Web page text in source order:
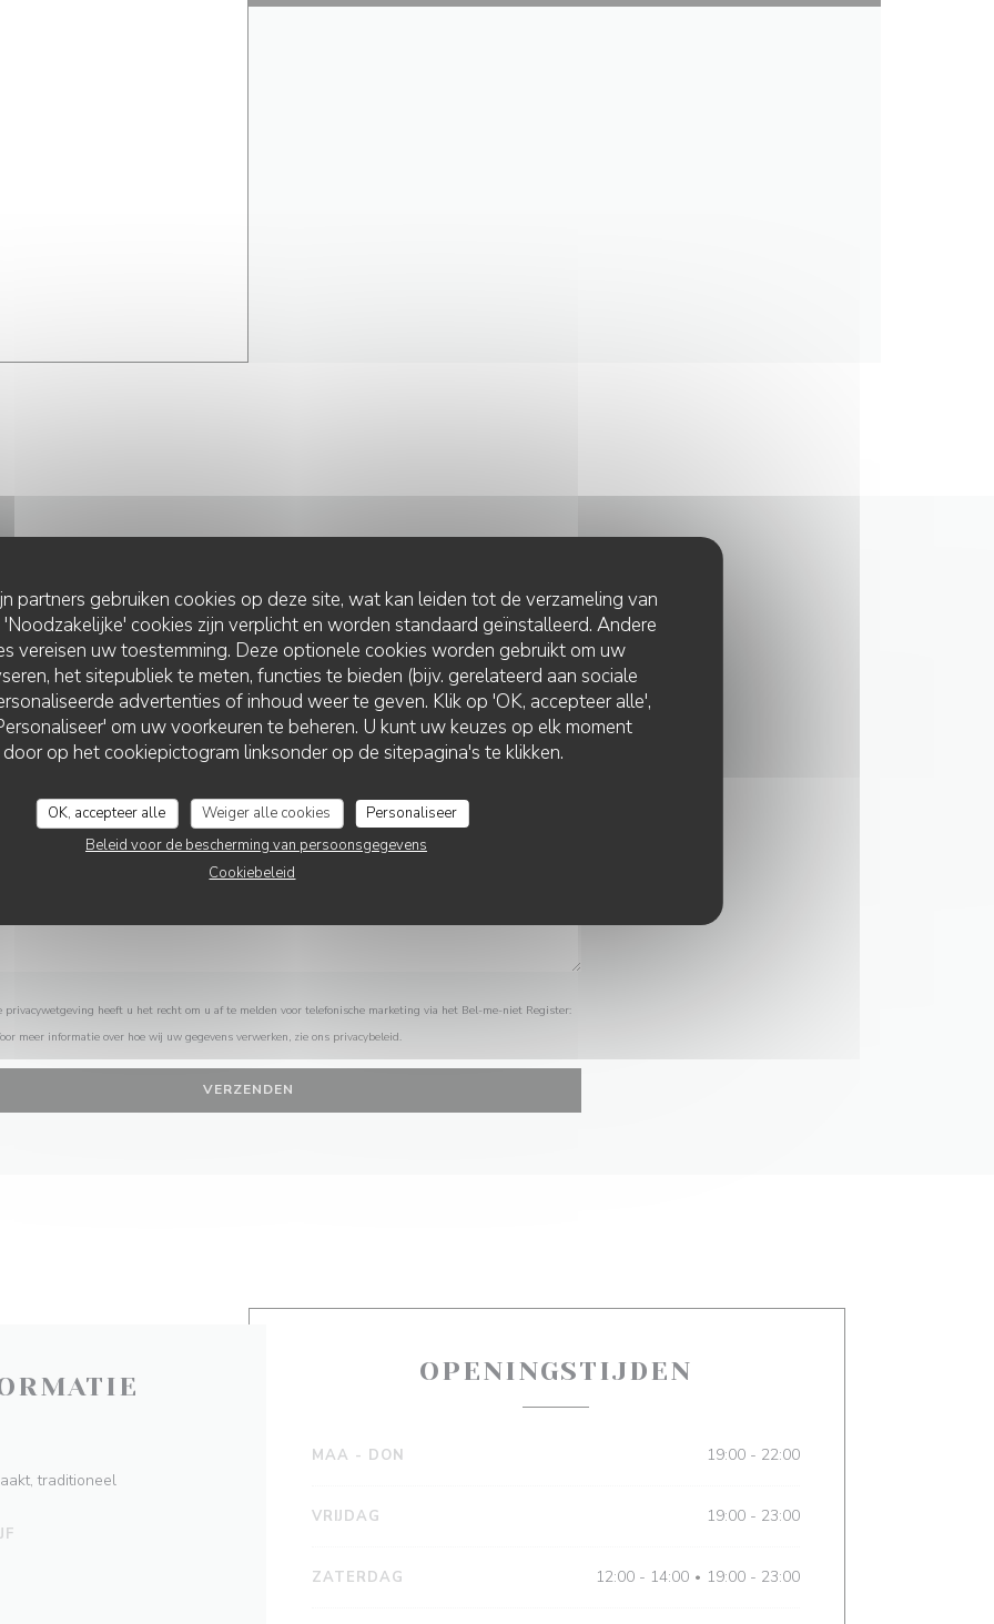
partners gebruiken cookies op deze site, wat kan leiden tot de verzameling van
cookies zijn verplicht en worden standaard geïnstalleerd. Andere
vereisen uw toestemming. Deze optionele cookies worden gebruikt om uw
het sitepubliek te meten, functies te bieden (bijv. gerelateerd aan sociale
advertenties of inhoud weer te geven. Klik op 'OK, accepteer alle',
om uw voorkeuren te beheren. U kunt uw keuzes op elk moment
op het cookiepictogram linksonder op de sitepagina's te klikken.
OK, accepteer alle Weiger alle cookies
Personaliseer
Beleid voor de bescherming van persoonsgegevens
Cookiebeleid
Wilt u contact met ons opnemen?
Vul het onderstaande formulier in!
privacywetgeving heeft u het recht om u af te melden voor telefonische marketing via het Bel-me-niet Register:
meer informatie over hoe wij uw gegevens verwerken, zie ons privacybeleid.
traditioneel
OPENINGSTIJDEN
MAA - DON 19:00 - 22:00
VRIJDAG 19:00 - 23:00
ZATERDAG 12:00 - 14:00 • 19:00 - 23:00